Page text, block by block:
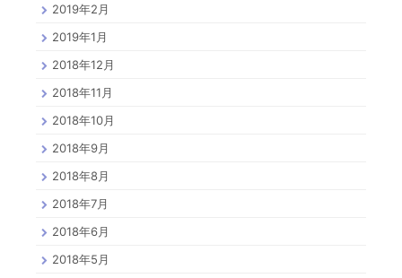
2019年2月
2019年1月
2018年12月
2018年11月
2018年10月
2018年9月
2018年8月
2018年7月
2018年6月
2018年5月